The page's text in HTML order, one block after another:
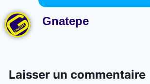
Gnatepe
Laisser un commentaire